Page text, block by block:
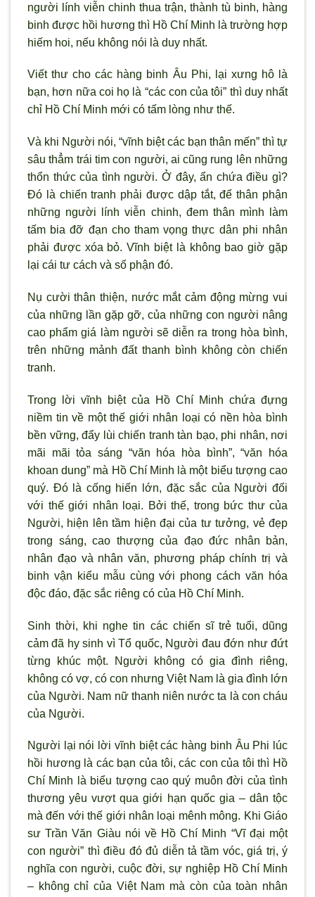
người lính viễn chinh thua trận, thành tù binh, hàng
binh được hồi hương thì Hồ Chí Minh là trường hợp
hiếm hoi, nếu không nói là duy nhất.
Viết thư cho các hàng binh Âu Phi, lại xưng hô là
bạn, hơn nữa coi họ là “các con của tôi” thì duy nhất
chỉ Hồ Chí Minh mới có tấm lòng như thế.
Và khi Người nói, “vĩnh biệt các bạn thân mến” thì tự
sâu thẳm trái tim con người, ai cũng rung lên những
thổn thức của tình người. Ở đây, ẩn chứa điều gì?
Đó là chiến tranh phải được dập tắt, để thân phận
những người lính viễn chinh, đem thân mình làm
tấm bia đỡ đạn cho tham vọng thực dân phi nhân
phải được xóa bỏ. Vĩnh biệt là không bao giờ gặp
lại cái tư cách và số phận đó.
Nụ cười thân thiện, nước mắt cảm động mừng vui
của những lần gặp gỡ, của những con người nâng
cao phẩm giá làm người sẽ diễn ra trong hòa bình,
trên những mảnh đất thanh bình không còn chiến
tranh.
Trong lời vĩnh biệt của Hồ Chí Minh chứa đựng
niềm tin về một thế giới nhân loại có nền hòa bình
bền vững, đẩy lùi chiến tranh tàn bạo, phi nhân, nơi
mãi mãi tỏa sáng “văn hóa hòa bình”, “văn hóa
khoan dung” mà Hồ Chí Minh là một biểu tượng cao
quý. Đó là cống hiến lớn, đặc sắc của Người đối
với thế giới nhân loại. Bởi thế, trong bức thư của
Người, hiện lên tầm hiện đại của tư tưởng, vẻ đẹp
trong sáng, cao thượng của đạo đức nhân bản,
nhân đạo và nhân văn, phương pháp chính trị và
binh vận kiểu mẫu cùng với phong cách văn hóa
độc đáo, đặc sắc riêng có của Hồ Chí Minh.
Sinh thời, khi nghe tin các chiến sĩ trẻ tuổi, dũng
cảm đã hy sinh vì Tổ quốc, Người đau đớn như đứt
từng khúc một. Người không có gia đình riêng,
không có vợ, có con nhưng Việt Nam là gia đình lớn
của Người. Nam nữ thanh niên nước ta là con cháu
của Người.
Người lại nói lời vĩnh biệt các hàng binh Âu Phi lúc
hồi hương là các bạn của tôi, các con của tôi thì Hồ
Chí Minh là biểu tượng cao quý muôn đời của tình
thương yêu vượt qua giới hạn quốc gia – dân tộc
mà đến với thế giới nhân loại mênh mông. Khi Giáo
sư Trần Văn Giàu nói về Hồ Chí Minh “Vĩ đại một
con người” thì điều đó đủ diễn tả tầm vóc, giá trị, ý
nghĩa con người, cuộc đời, sự nghiệp Hồ Chí Minh
– không chỉ của Việt Nam mà còn của toàn nhân